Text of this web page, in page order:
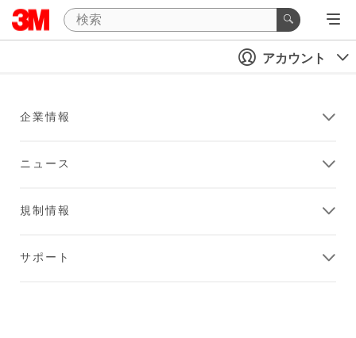
アカウント
企業情報
ニュース
規制情報
サポート